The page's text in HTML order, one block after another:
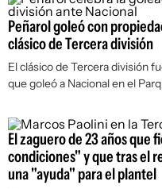
Peñarol goleó con
clásico de Tercera división
El clásico de Tercera división
que goleó a Nacional en el
El zaguero de 23 años que
condiciones" y que tras el
una "ayuda" para el plantel